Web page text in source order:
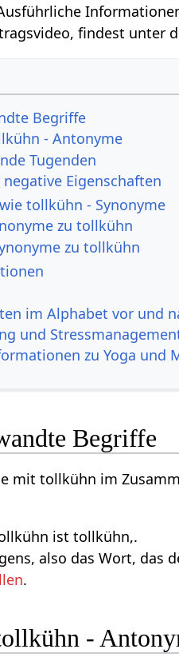
findest unter
Begriffe
- Antonyme
Tugenden
Eigenschaften
tollkühn - Synonyme
zu tollkühn
zu tollkühn
im Alphabet vor und
und
zu Yoga und
Begriffe
mit tollkühn im
ist tollkühn,.
also das Wort, das
.
-